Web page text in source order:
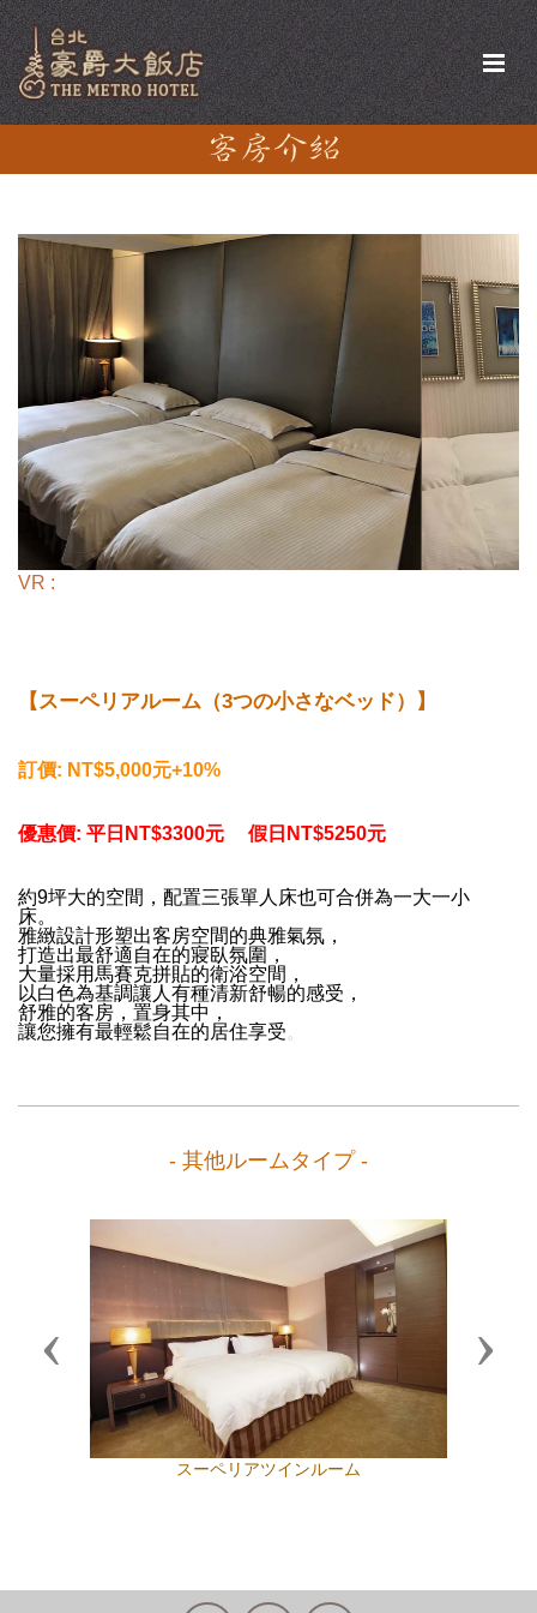
VR :
【スーペリアルーム（3つの小さなベッド）】
訂價: NT$5,000元+10%
優惠價: 平日NT$3300元 假日 NT$5250元
約9坪大的空間，配置三張單人床也可合併為一大一小
床。
雅緻設計形塑出客房空間的典雅氣氛，
打造出最舒適自在的寢臥氛圍，
大量採用馬賽克拼貼的衛浴空間，
以白色為基調讓人有種清新舒暢的感受，
舒雅的客房，置身其中，
讓您擁有最輕鬆自在的居住享受。
- 其他ルームタイプ -
スーペリアツインルーム
Previous Next